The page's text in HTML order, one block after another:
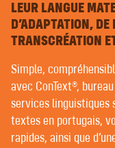
COMPOSITION EN LANGUES
ENREGISTREMENTS VOCAUX
COURS DE LANGUES
LANGAGE FACILE |
POST-ÉDITION | RELECTURE
RÉVISION ET CORRECTION
BIENVENUE
LEUR LANGUE
D’ADAPTATION,
TRANSCRÉATION
Simple,
avec ConText®,
services linguistiques
textes en portugais,
rapides, ainsi que